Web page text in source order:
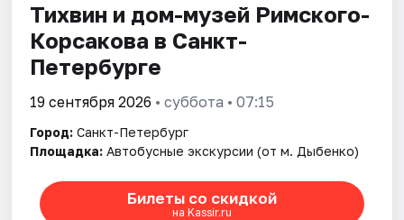
Тихвин и дом-музей Римского-
Корсакова в Санкт-
Петербурге
19 сентября 2026 • суббота • 07:15
Город: Санкт-Петербург
Площадка: Автобусные экскурсии (от м. Дыбенко)
Билеты со скидкой
на Kassir.ru